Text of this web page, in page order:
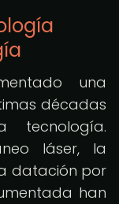
una
décadas
láser, la
datación por
han